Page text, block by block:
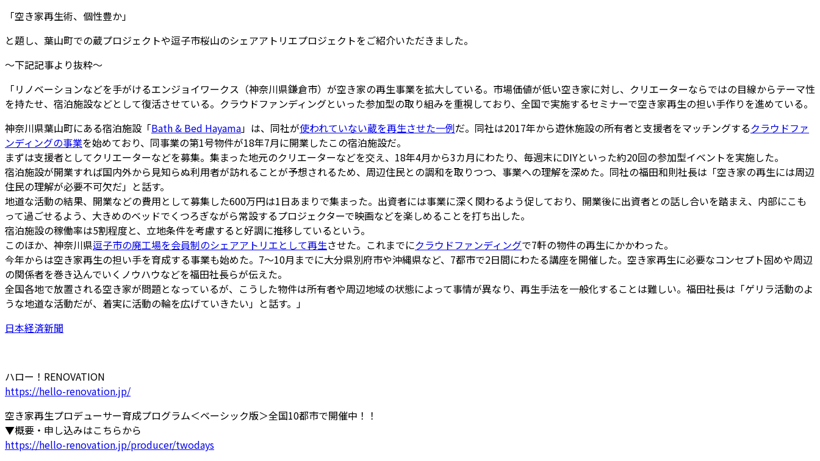
「空き家再生術、個性豊か」
と題し、葉山町での蔵プロジェクトや逗子市桜山のシェアアトリエプロジェクトをご紹介いただきました。
〜下記記事より抜粋〜
「リノベーションなどを手がけるエンジョイワークス（神奈川県鎌倉市）が空き家の再生事業を拡大している。市場価値が低い空き家に対し、クリエーターならではの目線からテーマ性
を持たせ、宿泊施設などとして復活させている。クラウドファンディングといった参加型の取り組みを重視しており、全国で実施するセミナーで空き家再生の担い手作りを進めている。
神奈川県葉山町にある宿泊施設「Bath & Bed Hayama」は、同社が使われていない蔵を再生させた一例だ。同社は2017年から遊休施設の所有者と支援者をマッチングするクラウドファ
ンディングの事業を始めており、同事業の第1号物件が18年7月に開業したこの宿泊施設だ。
まずは支援者としてクリエーターなどを募集。集まった地元のクリエーターなどを交え、18年4月から3カ月にわたり、毎週末にDIYといった約20回の参加型イベントを実施した。
宿泊施設が開業すれば国内外から見知らぬ利用者が訪れることが予想されるため、周辺住民との調和を取りつつ、事業への理解を深めた。同社の福田和則社長は「空き家の再生には周辺
住民の理解が必要不可欠だ」と話す。
地道な活動の結果、開業などの費用として募集した600万円は1日あまりで集まった。出資者には事業に深く関わるよう促しており、開業後に出資者との話し合いを踏まえ、内部にこも
って過ごせるよう、大きめのベッドでくつろぎながら常設するプロジェクターで映画などを楽しめることを打ち出した。
宿泊施設の稼働率は5割程度と、立地条件を考慮すると好調に推移しているという。
このほか、神奈川県逗子市の廃工場を会員制のシェアアトリエとして再生させた。これまでにクラウドファンディングで7軒の物件の再生にかかわった。
今年からは空き家再生の担い手を育成する事業も始めた。7～10月までに大分県別府市や沖縄県など、7都市で2日間にわたる講座を開催した。空き家再生に必要なコンセプト固めや周辺
の関係者を巻き込んでいくノウハウなどを福田社長らが伝えた。
全国各地で放置される空き家が問題となっているが、こうした物件は所有者や周辺地域の状態によって事情が異なり、再生手法を一般化することは難しい。福田社長は「ゲリラ活動のよ
うな地道な活動だが、着実に活動の輪を広げていきたい」と話す。」
日本経済新聞
ハロー！RENOVATION
https://hello-renovation.jp/
空き家再生プロデューサー育成プログラム＜ベーシック版＞全国10都市で開催中！！
▼概要・申し込みはこちらから
https://hello-renovation.jp/producer/twodays